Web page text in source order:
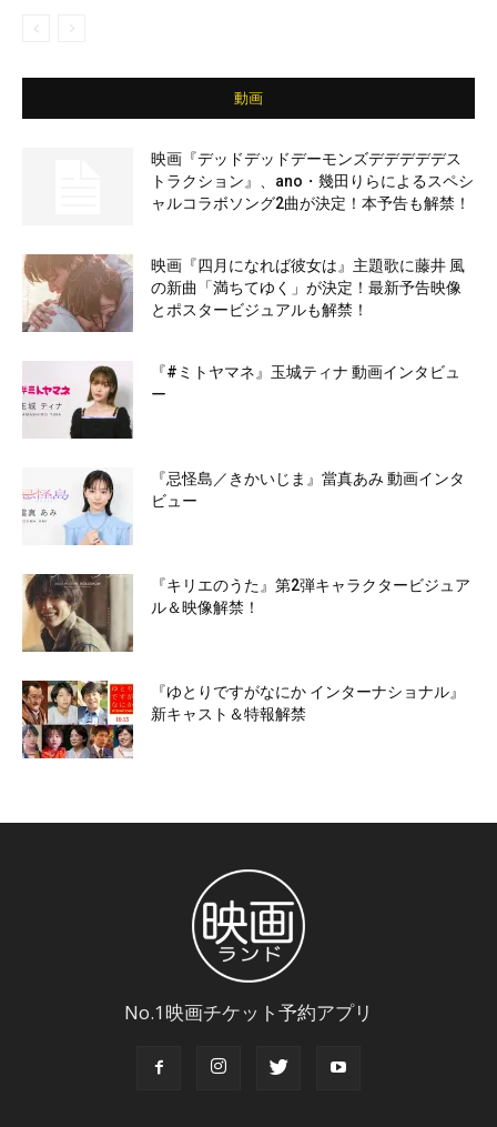
動画
映画『デッドデッドデーモンズデデデデデス
トラクション』、ano・幾田りらによるスペシ
ャルコラボソング2曲が決定！本予告も解禁！
映画『四月になれば彼女は』主題歌に藤井 風
の新曲「満ちてゆく」が決定！最新予告映像
とポスタービジュアルも解禁！
『#ミトヤマネ』玉城ティナ 動画インタビュ
ー
『忌怪島／きかいじま』當真あみ 動画インタ
ビュー
『キリエのうた』第2弾キャラクタービジュア
ル＆映像解禁！
『ゆとりですがなにか インターナショナル』
新キャスト＆特報解禁
No.1映画チケット予約アプリ